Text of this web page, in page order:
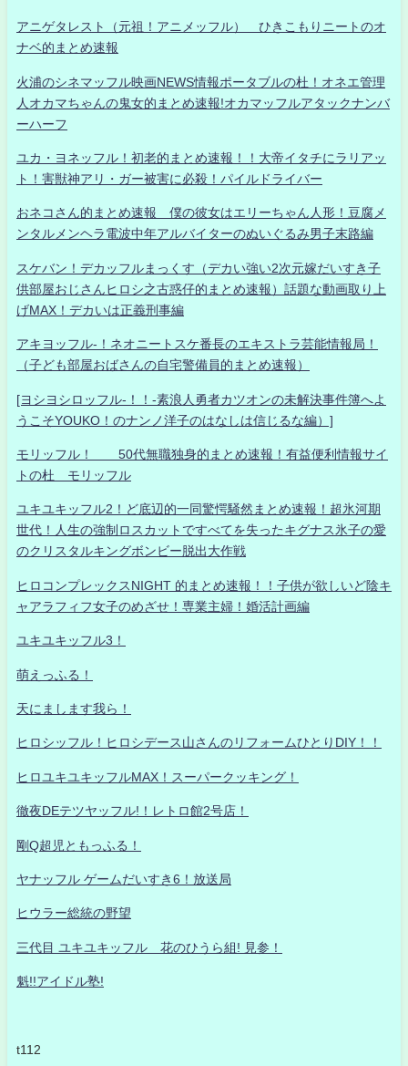
アニゲタレスト（元祖！アニメッフル） ひきこもりニートのオ
ナベ的まとめ速報
火浦のシネマッフル映画NEWS情報ポータブルの杜！オネエ管理
人オカマちゃんの鬼女的まとめ速報!オカマッフルアタックナンバ
ーハーフ
ユカ・ヨネッフル！初老的まとめ速報！！大帝イタチにラリアッ
ト！害獣神アリ・ガー被害に必殺！パイルドライバー
おネコさん的まとめ速報 僕の彼女はエリーちゃん人形！豆腐メ
ンタルメンヘラ電波中年アルバイターのぬいぐるみ男子末路編
スケバン！デカッフルまっくす（デカい強い2次元嫁だいすき子
供部屋おじさんヒロシ之古惑仔的まとめ速報）話題な動画取り上
げMAX！デカいは正義刑事編
アキヨッフル-！ネオニートスケ番長のエキストラ芸能情報局！
（子ども部屋おばさんの自宅警備員的まとめ速報）
[ヨシヨシロッフル-！！-素浪人勇者カツオンの未解決事件簿へよ
うこそYOUKO！のナンノ洋子のはなしは信じるな編）]
モリッフル！ 50代無職独身的まとめ速報！有益便利情報サイ
トの杜 モリッフル
ユキユキッフル2！ど底辺的一同驚愕騒然まとめ速報！超氷河期
世代！人生の強制ロスカットですべてを失ったキグナス氷子の愛
のクリスタルキングボンビー脱出大作戦
ヒロコンプレックスNIGHT 的まとめ速報！！子供が欲しいど陰キ
ャアラフィフ女子のめざせ！専業主婦！婚活計画編
ユキユキッフル3！
萌えっふる！
天にまします我ら！
ヒロシッフル！ヒロシデース山さんのリフォームひとりDIY！！
ヒロユキユキッフルMAX！スーパークッキング！
徹夜DEテツヤッフル!！レトロ館2号店！
剛Q超児ともっふる！
ヤナッフル ゲームだいすき6！放送局
ヒウラー総統の野望
三代目 ユキユキッフル 花のひうら組! 見参！
魁!!アイドル塾!
t112